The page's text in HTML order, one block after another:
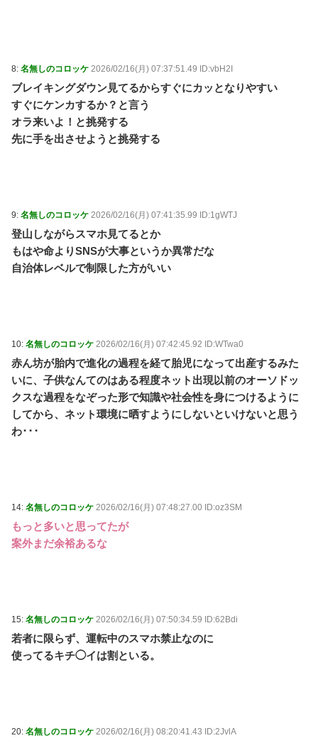
8: 名無しのコロッケ 2026/02/16(月) 07:37:51.49 ID:vbH2I
ブレイキングダウン見てるからすぐにカッとなりやすい
すぐにケンカするか？と言う
オラ来いよ！と挑発する
先に手を出させようと挑発する
9: 名無しのコロッケ 2026/02/16(月) 07:41:35.99 ID:1gWTJ
登山しながらスマホ見てるとか
もはや命よりSNSが大事というか異常だな
自治体レベルで制限した方がいい
10: 名無しのコロッケ 2026/02/16(月) 07:42:45.92 ID:WTwa0
赤ん坊が胎内で進化の過程を経て胎児になって出産するみた
いに、子供なんてのはある程度ネット出現以前のオーソドッ
クスな過程をなぞった形で知識や社会性を身につけるように
してから、ネット環境に晒すようにしないといけないと思う
わ･･･
14: 名無しのコロッケ 2026/02/16(月) 07:48:27.00 ID:oz3SM
もっと多いと思ってたが
案外まだ余裕あるな
15: 名無しのコロッケ 2026/02/16(月) 07:50:34.59 ID:62Bdi
若者に限らず、運転中のスマホ禁止なのに
使ってるキチ◯イは割といる。
20: 名無しのコロッケ 2026/02/16(月) 08:20:41.43 ID:2JvlA